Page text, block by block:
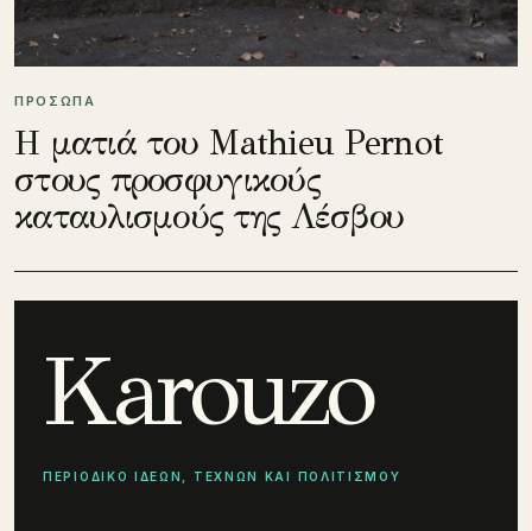
ΠΡΟΣΩΠΑ
Η ματιά του Mathieu Pernot
στους προσφυγικούς
καταυλισμούς της Λέσβου
Karouzo
ΠΕΡΙΟΔΙΚΟ ΙΔΕΩΝ, ΤΕΧΝΩΝ ΚΑΙ ΠΟΛΙΤΙΣΜΟΥ